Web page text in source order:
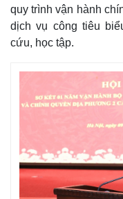
quy trình vận hành
dịch vụ công tiêu
cứu, học tập.